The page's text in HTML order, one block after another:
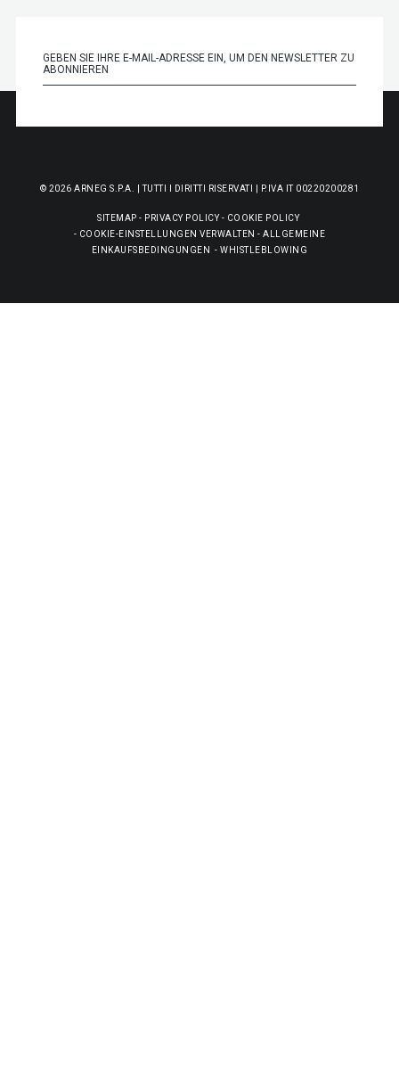
© 2026 ARNEG S.P.A. | TUTTI I DIRITTI RISERVATI | P.IVA IT 00220200281
SITEMAP - PRIVACY POLICY- COOKIE POLICY
- COOKIE-EINSTELLUNGEN VERWALTEN -ALLGEMEINE
EINKAUFSBEDINGUNGEN
-WHISTLEBLOWING